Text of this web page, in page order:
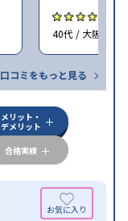
40代 / 大阪府 男
口コミをもっと見る
メリット・
デメリット
合格実績